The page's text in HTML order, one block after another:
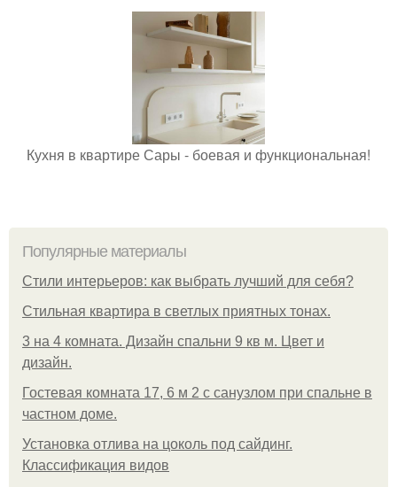
Кухня в квартире Сары - боевая и функциональная!
Популярные материалы
Стили интерьеров: как выбрать лучший для себя?
Стильная квартира в светлых приятных тонах.
3 на 4 комната. Дизайн спальни 9 кв м. Цвет и
дизайн.
Гостевая комната 17, 6 м 2 с санузлом при спальне в
частном доме.
Установка отлива на цоколь под сайдинг.
Классификация видов